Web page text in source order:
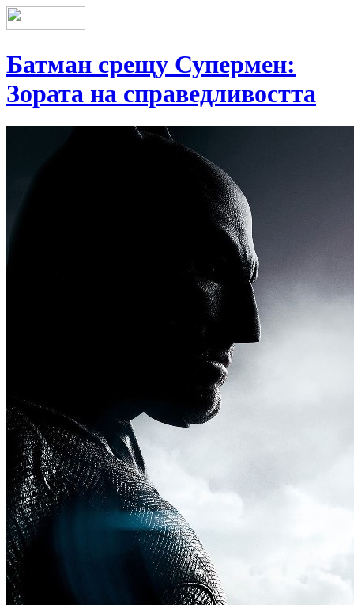
Батман срещу Супермен:
Зората на справедливостта